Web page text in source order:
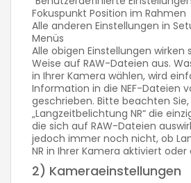
Fokuspunkt Position im Rahmen
Alle anderen Einstellungen in
Menüs
Alle obigen Einstellungen wirken
Weise auf RAW-Dateien aus.
in Ihrer Kamera wählen, wird
Information in die NEF-Dateien
geschrieben. Bitte beachten Sie,
„Langzeitbelichtung NR“ die
die sich auf RAW-Dateien
jedoch immer noch nicht, ob
NR in Ihrer Kamera aktiviert
2) Kameraeinstellungen